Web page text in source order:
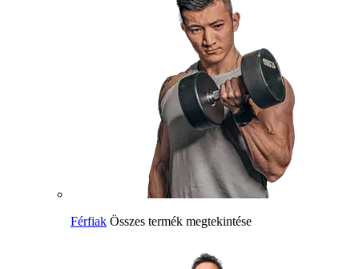
Férfiak Összes termék megtekintése